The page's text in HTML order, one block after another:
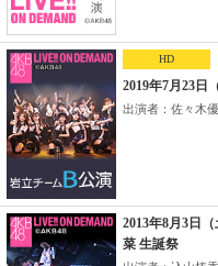
HD
2019年7月23日
出演者：佐々木
2013年8月3日
菜 生誕祭